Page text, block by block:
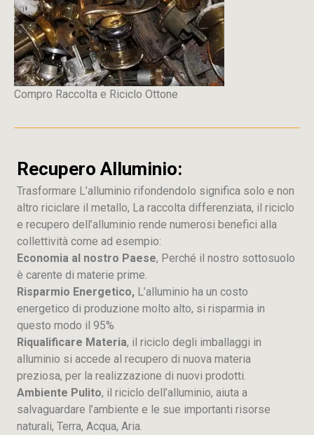
Compro Raccolta e Riciclo Ottone
Recupero Alluminio:
Trasformare L’alluminio rifondendolo significa solo e non
altro riciclare il metallo, La raccolta differenziata, il riciclo
e recupero dell’alluminio rende numerosi benefici alla
collettività come ad esempio:
Economia al nostro Paese, Perché il nostro sottosuolo
è carente di materie prime.
Risparmio Energetico, L’alluminio ha un costo
energetico di produzione molto alto, si risparmia in
questo modo il 95%
Riqualificare Materia, il riciclo degli imballaggi in
alluminio si accede al recupero di nuova materia
preziosa, per la realizzazione di nuovi prodotti.
Ambiente Pulito, il riciclo dell’alluminio, aiuta a
salvaguardare l’ambiente e le sue importanti risorse
naturali, Terra, Acqua, Aria.